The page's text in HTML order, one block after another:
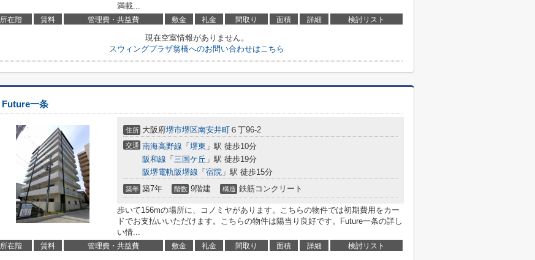
満載...
所在階 賃料 管理費・共益費 敷金 礼金 間取り 面積 詳細 検討リスト
現在空室情報がありません。
スウィングプラザ翁橋へのお問い合わせはこちら
Future一条
住所 大阪府堺市堺区南安井町 ６丁96-2
交通 南海高野線 「 堺東 」駅 徒歩10分
阪和線 「 三国ケ丘 」駅 徒歩19分
阪堺電軌阪堺線 「 宿院 」駅 徒歩15分
築年 築7年 階数 9階建 構造 鉄筋コンクリート
歩いて156mの場所に、コノミヤがあります。こちらの物件では初期費用をカー
ドでお支払いいただけます。こちらの物件は陽当り良好です。Future一条の詳し
い情...
所在階 賃料 管理費・共益費 敷金 礼金 間取り 面積 詳細 検討リスト